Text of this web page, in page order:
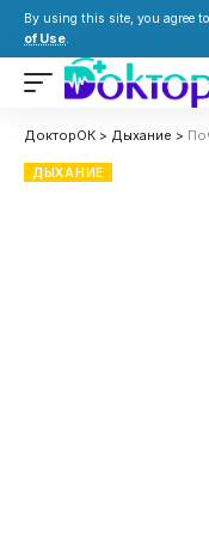
By using this site, you agree
of Use.
ДокторОК > Дыхание >
ДЫХАНИЕ